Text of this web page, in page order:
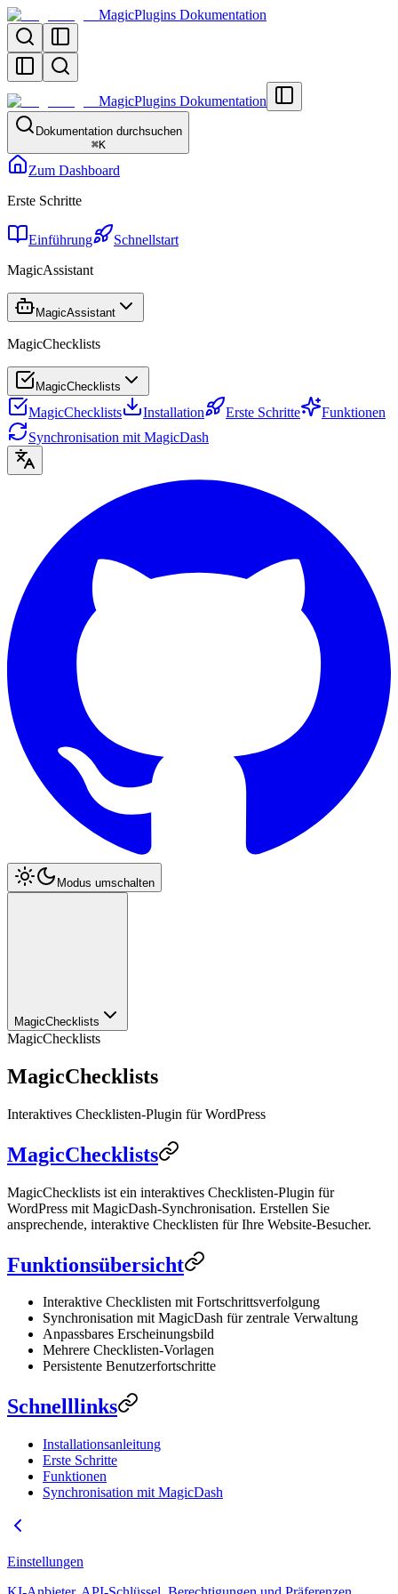
MagicPlugins Dokumentation
MagicPlugins Dokumentation
Dokumentation durchsuchen
⌘K
Zum Dashboard
Erste Schritte
Einführung
Schnellstart
MagicAssistant
MagicAssistant
MagicChecklists
MagicChecklists
MagicChecklists Installation Erste Schritte
Funktionen
Synchronisation mit MagicDash
Modus umschalten
MagicChecklists
MagicChecklists
MagicChecklists
Interaktives Checklisten-Plugin für WordPress
MagicChecklists
MagicChecklists ist ein interaktives Checklisten-Plugin für
WordPress mit MagicDash-Synchronisation. Erstellen Sie
ansprechende, interaktive Checklisten für Ihre Website-Besucher.
Funktionsübersicht
Interaktive Checklisten mit Fortschrittsverfolgung
Synchronisation mit MagicDash für zentrale Verwaltung
Anpassbares Erscheinungsbild
Mehrere Checklisten-Vorlagen
Persistente Benutzerfortschritte
Schnelllinks
Installationsanleitung
Erste Schritte
Funktionen
Synchronisation mit MagicDash
Einstellungen